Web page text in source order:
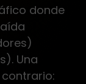
donde
Una